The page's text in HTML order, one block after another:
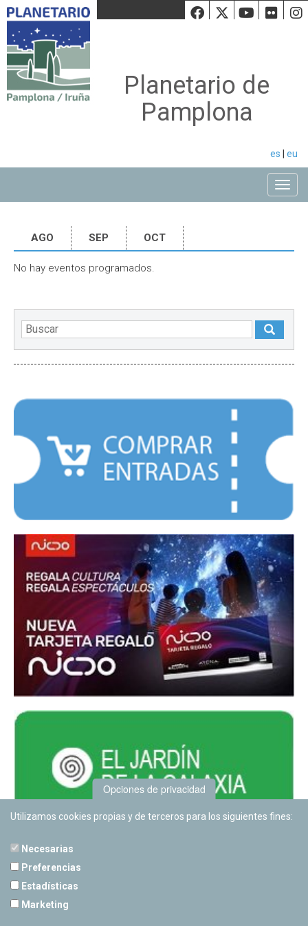
Facebook
Twiiter
Planetario de
Pamplona
es eu
AGO SEP OCT
No hay eventos programados.
Opciones de privacidad
Utilizamos cookies propias y de terceros para los siguientes fines:
Necesarias
Preferencias
Estadísticas
Marketing